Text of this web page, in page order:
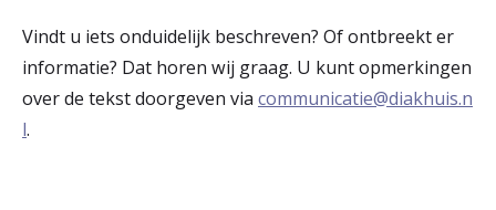
Vindt u iets onduidelijk beschreven? Of ontbreekt er
informatie? Dat horen wij graag. U kunt opmerkingen
over de tekst doorgeven via communicatie@diakhuis.n
l.